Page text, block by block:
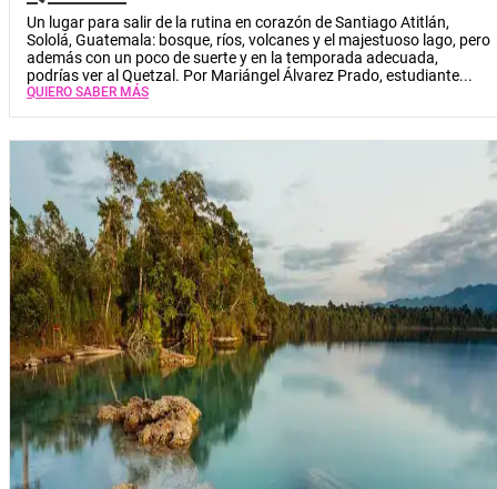
Un lugar para salir de la rutina en corazón de Santiago Atitlán,
Sololá, Guatemala: bosque, ríos, volcanes y el majestuoso lago, pero
además con un poco de suerte y en la temporada adecuada,
podrías ver al Quetzal. Por Mariángel Álvarez Prado, estudiante...
QUIERO SABER MÁS